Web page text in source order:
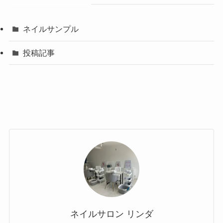
ネイルサンプル
投稿記事
ネイルサロン リンダ